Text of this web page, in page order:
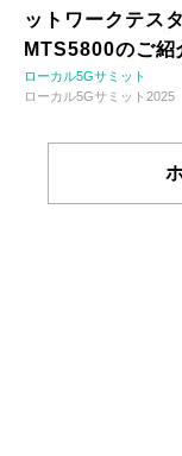
ットワークテス
MTS5800のご紹
ローカル5Gサミット
ローカル5Gサミット2025